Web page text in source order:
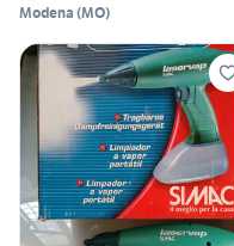
Modena (MO)